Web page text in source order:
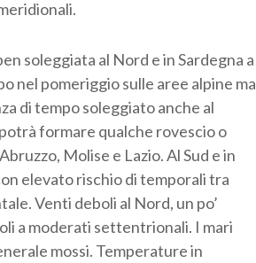
soleggiata al Nord e in Sardegna a
nel pomeriggio sulle aree alpine ma
di tempo soleggiato anche al
formare qualche rovescio o
Molise e Lazio. Al Sud e in
elevato rischio di temporali tra
Venti deboli al Nord, un po’
a moderati settentrionali. I mari
mossi. Temperature in